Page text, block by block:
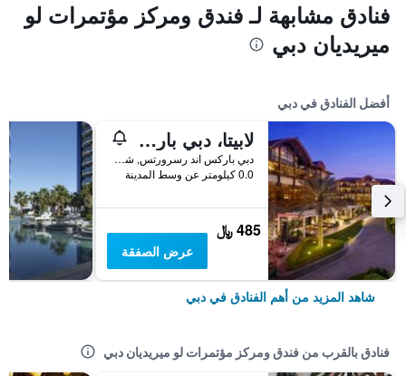
فنادق مشابهة لـ فندق ومركز مؤتمرات لو
ميريديان دبي
أفضل الفنادق في دبي
لابيتا، دبي باركس آند ريزورتس، أوتوغراف كوليكشن
دبي باركس اند رسرورتس, شارع الشيخ زايد, دبي, الامارات العربية المتحدة
0.0 كيلومتر عن وسط المدينة
485 ﷼
عرض الصفقة
شاهد المزيد من أهم الفنادق في دبي
فنادق بالقرب من فندق ومركز مؤتمرات لو ميريديان دبي